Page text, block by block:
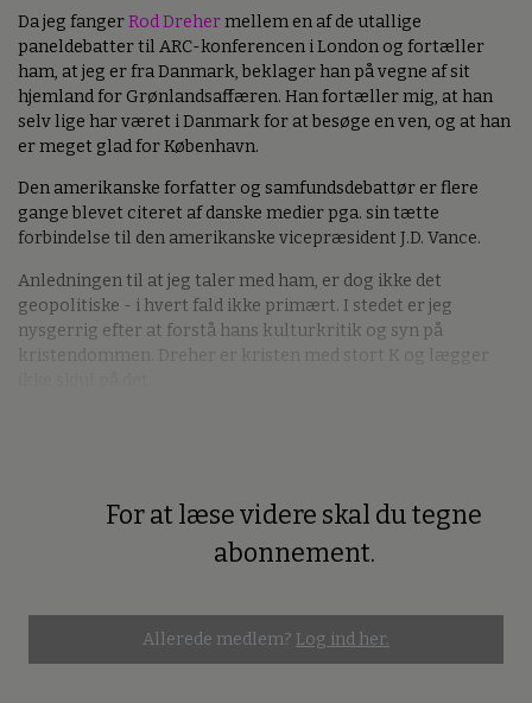
Da jeg fangerRod Drehermellem en af de utallige
paneldebatter til ARC-konferencen i London og fortæller
ham, at jeg er fra Danmark, beklager han på vegne af sit
hjemland for Grønlandsaffæren. Han fortæller mig, at han
selv lige har været i Danmark for at besøge en ven, og at han
er meget glad for København.
Den amerikanske forfatter og samfundsdebattør er flere
gange blevet citeret af danske medier pga. sin tætte
forbindelse til den amerikanske vicepræsident J.D. Vance.
Anledningen til at jeg taler med ham, er dog ikke det
geopolitiske - i hvert fald ikke primært. I stedet er jeg
nysgerrig efter at forstå hans kulturkritik og syn på
kristendommen. Dreher er kristen med stort K og lægger
For at læse videre skal du tegne
abonnement.
Allerede medlem? Log ind her.